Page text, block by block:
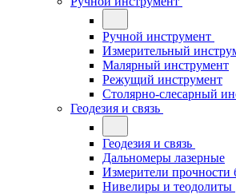
Ручной инструмент
Измерительный
Малярный инструмент
Режущий инструмент
Столярно-слесарный
Геодезия и связь
Геодезия и связь
Дальномеры лазерные
Измерители прочности
Нивелиры и теодолиты